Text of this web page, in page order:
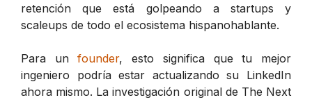
retención que está golpeando a startups y
scaleups de todo el ecosistema hispanohablante.
Para unfounder, esto significa que tu mejor
ingeniero podría estar actualizando su LinkedIn
ahora mismo. La investigación original de The Next